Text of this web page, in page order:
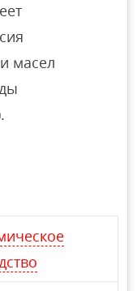
масел